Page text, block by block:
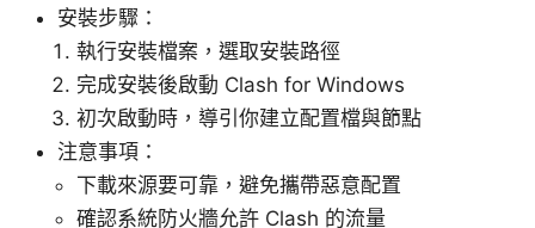
安裝步驟：
執行安裝檔案，選取安裝路徑
完成安裝後啟動 Clash for Windows
初次啟動時，導引你建立配置檔與節點
注意事項：
下載來源要可靠，避免攜帶惡意配置
確認系統防火牆允許 Clash 的流量